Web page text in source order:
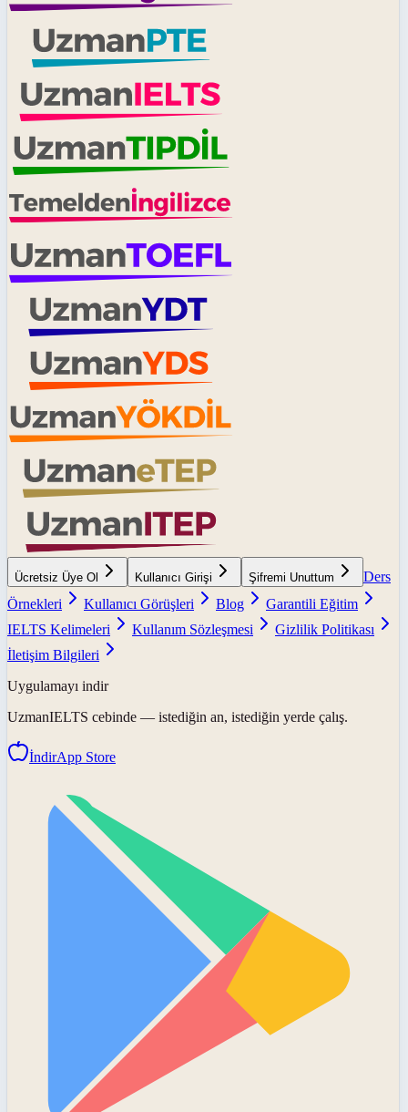
Ücretsiz Üye Ol Kullanıcı Girişi Şifremi Unuttum
Ders
Örnekleri
Kullanıcı Görüşleri Blog
Garantili Eğitim
IELTS Kelimeleri
Kullanım Sözleşmesi
Gizlilik Politikası
İletişim Bilgileri
Uygulamayı indir
UzmanIELTS cebinde — istediğin an, istediğin yerde çalış.
İndirApp Store